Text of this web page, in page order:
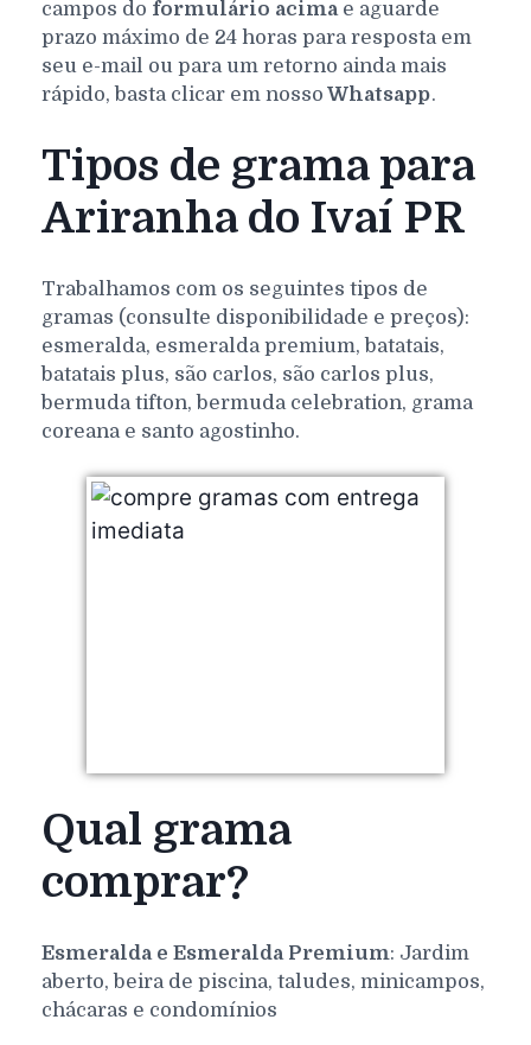
campos do formulário acima e aguarde
prazo máximo de 24 horas para resposta em
seu e-mail ou para um retorno ainda mais
rápido, basta clicar em nosso Whatsapp.
Tipos de grama para
Ariranha do Ivaí PR
Trabalhamos com os seguintes tipos de
gramas (consulte disponibilidade e preços):
esmeralda, esmeralda premium, batatais,
batatais plus, são carlos, são carlos plus,
bermuda tifton, bermuda celebration, grama
coreana e santo agostinho.
Qual grama
comprar?
Esmeralda e Esmeralda Premium: Jardim
aberto, beira de piscina, taludes, minicampos,
chácaras e condomínios